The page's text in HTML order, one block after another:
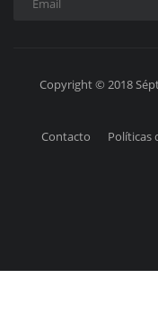
Copyright © 2018
Contacto Políticas